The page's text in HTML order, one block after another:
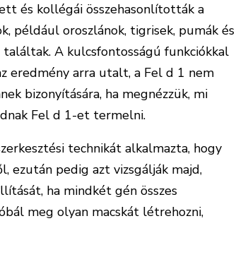
és kollégái összehasonlították a
például oroszlánok, tigrisek, pumák és
találtak. A kulcsfontosságú funkciókkal
eredmény arra utalt, a Fel d 1 nem
bizonyítására, ha megnézzük, mi
Fel d 1-et termelni.
technikát alkalmazta, hogy
ezután pedig azt vizsgálják majd,
ha mindkét gén összes
meg olyan macskát létrehozni,